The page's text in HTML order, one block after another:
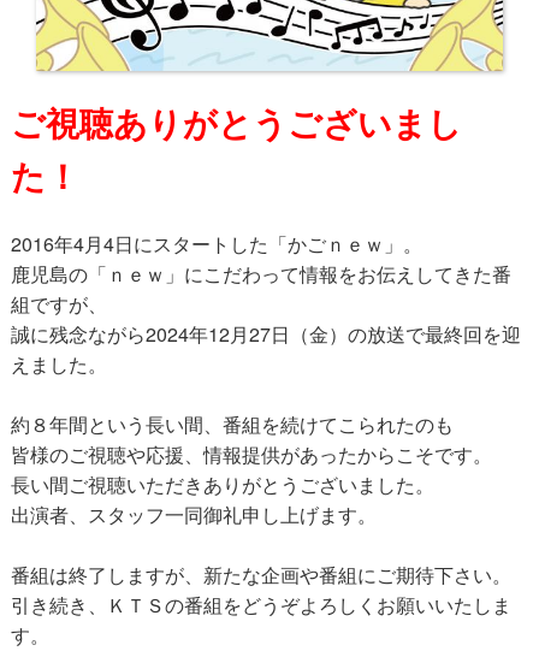
ご視聴ありがとうございまし
た！
2016年4月4日にスタートした「かごｎｅｗ」。
鹿児島の「ｎｅｗ」にこだわって情報をお伝えしてきた番
組ですが、
誠に残念ながら2024年12月27日（金）の放送で最終回を迎
えました。
約８年間という長い間、番組を続けてこられたのも
皆様のご視聴や応援、情報提供があったからこそです。
長い間ご視聴いただきありがとうございました。
出演者、スタッフ一同御礼申し上げます。
番組は終了しますが、新たな企画や番組にご期待下さい。
引き続き、ＫＴＳの番組をどうぞよろしくお願いいたしま
す。